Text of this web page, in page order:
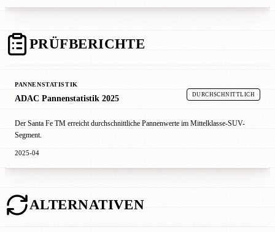
PRÜFBERICHTE
PANNENSTATISTIK
ADAC Pannenstatistik 2025 DURCHSCHNITTLICH
Der Santa Fe TM erreicht durchschnittliche Pannenwerte im Mittelklasse-SUV-
Segment.
2025-04
ALTERNATIVEN